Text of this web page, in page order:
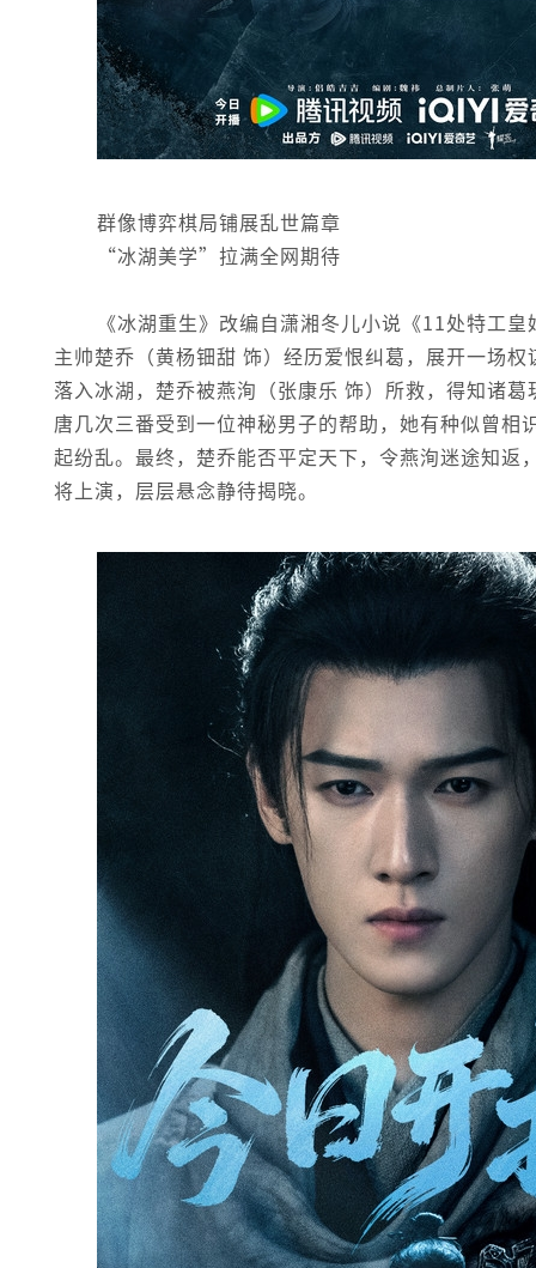
群像博弈棋局铺展乱世篇章
“冰湖美学”拉满全网期待
《冰湖重生》改编自潇湘冬儿小说《11处特工
主帅楚乔（黄杨钿甜 饰）经历爱恨纠葛，展开一场
落入冰湖，楚乔被燕洵（张康乐 饰）所救，得知诸
唐几次三番受到一位神秘男子的帮助，她有种似曾
起纷乱。最终，楚乔能否平定天下，令燕洵迷途知
将上演，层层悬念静待揭晓。